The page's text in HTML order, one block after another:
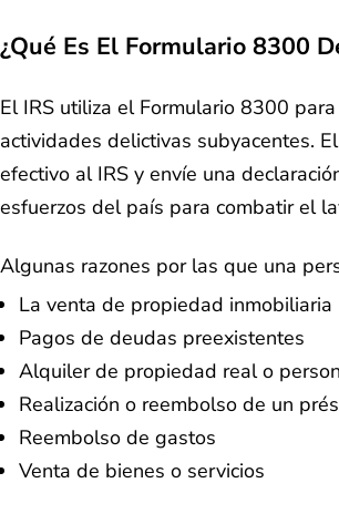
¿Qué Es El Formulario 8300
El IRS utiliza el Formulario 8300
actividades delictivas subyacentes.
efectivo al IRS y envíe una
esfuerzos del país para combatir el
Algunas razones por las que una
La venta de propiedad inmobiliaria
Pagos de deudas preexistentes
Alquiler de propiedad real o
Realización o reembolso de un
Reembolso de gastos
Venta de bienes o servicios